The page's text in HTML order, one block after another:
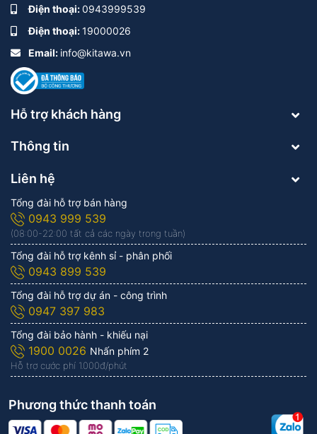
Điện thoại:0943999539
Điện thoại:19000026
Email: info@kitawa.vn
Hỗ trợ khách hàng
Thông tin
Liên hệ
Tổng đài hỗ trợ bán hàng
0943 999 539
(08:00-22:00 tất cả các ngày trong tuần)
Tổng đài hỗ trợ kênh sỉ - phân phối
0943 899 539
Tổng đài hỗ trợ dự án - công trình
0947 397 983
Tổng đài bảo hành - khiếu nại
1900 0026 Nhấn phím 2
Hỗ trợ cước phí 1.000đ/phút
Phương thức thanh toán